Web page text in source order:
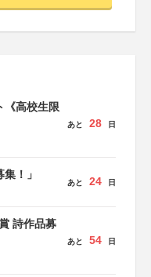
《高校生限
あと 28 日
！」
あと 24 日
詩作品募
あと 54 日